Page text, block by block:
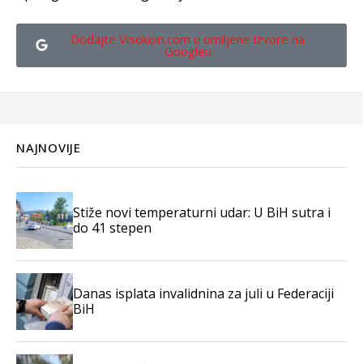
Dodajte Visokoin.com u omiljene izvore na
Googleu
NAJNOVIJE
Stiže novi temperaturni udar: U BiH sutra i
do 41 stepen
Danas isplata invalidnina za juli u Federaciji
BiH